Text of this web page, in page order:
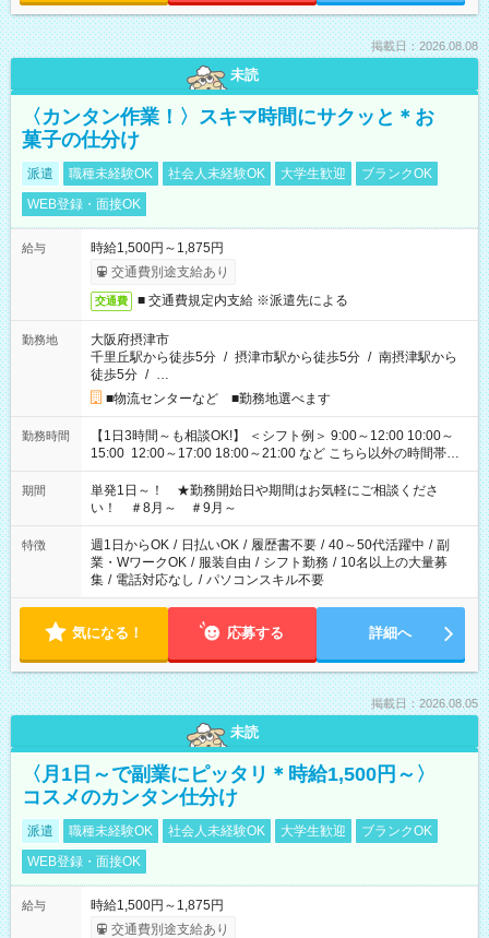
掲載日：2026.08.08
未読
〈カンタン作業！〉スキマ時間にサクッと＊お
菓子の仕分け
派遣 職種未経験OK 社会人未経験OK 大学生歓迎
ブランクOK
WEB登録・面接OK
給与
時給1,500円～1,875円
交通費別途支給あり
交通費 ■ 交通費規定内支給 ※派遣先による
勤務地
大阪府摂津市
千里丘駅から徒歩5分 / 摂津市駅から徒歩5分 / 南摂津駅から
徒歩5分 / …
■物流センターなど ■勤務地選べます
勤務時間
【1日3時間～も相談OK!】 ＜シフト例＞ 9:00～12:00 10:00～
15:00 12:00～17:00 18:00～21:00 など こちら以外の時間帯も
お気軽にご相談ください！
期間
単発1日～！ ★勤務開始日や期間はお気軽にご相談くださ
い！ ＃8月～ ＃9月～
特徴 週1日からOK / 日払いOK / 履歴書不要 / 40～50代活躍中 / 副
業・WワークOK / 服装自由 / シフト勤務 / 10名以上の大量募
集 / 電話対応なし / パソコンスキル不要
気になる！ 応募する 詳細へ
掲載日：2026.08.05
未読
〈月1日～で副業にピッタリ＊時給1,500円～〉
コスメのカンタン仕分け
派遣 職種未経験OK 社会人未経験OK 大学生歓迎
ブランクOK
WEB登録・面接OK
給与
時給1,500円～1,875円
交通費別途支給あり